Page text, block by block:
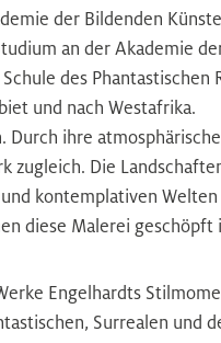
der Bildenden
an der Akademie
des
und nach Westafrika.
Durch ihre
Die
kontemplativen
diese Malerei geschöpft
Engelhardts
Surrealen und